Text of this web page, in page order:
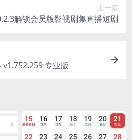
上一篇
解锁会员版影视剧集直播短剧
专业版